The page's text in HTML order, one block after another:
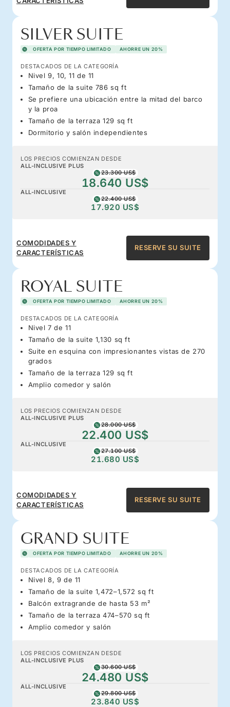
SILVER SUITE
OFERTA POR TIEMPO LIMITADO AHORRE UN 20%
DESTACADOS DE LA CATEGORÍA
Nivel 9, 10, 11 de 11
Tamaño de la suite 786 sq ft
Se prefiere una ubicación entre la mitad del barco
y la proa
Tamaño de la terraza 129 sq ft
Dormitorio y salón independientes
LOS PRECIOS COMIENZAN DESDE
ALL-INCLUSIVE PLUS
23.300 US$
18.640 US$
ALL-INCLUSIVE
22.400 US$
17.920 US$
COMODIDADES Y
CARACTERÍSTICAS
RESERVE SU SUITE
ROYAL SUITE
OFERTA POR TIEMPO LIMITADO AHORRE UN 20%
DESTACADOS DE LA CATEGORÍA
Nivel 7 de 11
Tamaño de la suite 1,130 sq ft
Suite en esquina con impresionantes vistas de 270
grados
Tamaño de la terraza 129 sq ft
Amplio comedor y salón
LOS PRECIOS COMIENZAN DESDE
ALL-INCLUSIVE PLUS
28.000 US$
22.400 US$
ALL-INCLUSIVE
27.100 US$
21.680 US$
COMODIDADES Y
CARACTERÍSTICAS
RESERVE SU SUITE
GRAND SUITE
OFERTA POR TIEMPO LIMITADO AHORRE UN 20%
DESTACADOS DE LA CATEGORÍA
Nivel 8, 9 de 11
Tamaño de la suite 1,472–1,572 sq ft
Balcón extragrande de hasta 53 m²
Tamaño de la terraza 474–570 sq ft
Amplio comedor y salón
LOS PRECIOS COMIENZAN DESDE
ALL-INCLUSIVE PLUS
30.600 US$
24.480 US$
ALL-INCLUSIVE
29.800 US$
23.840 US$